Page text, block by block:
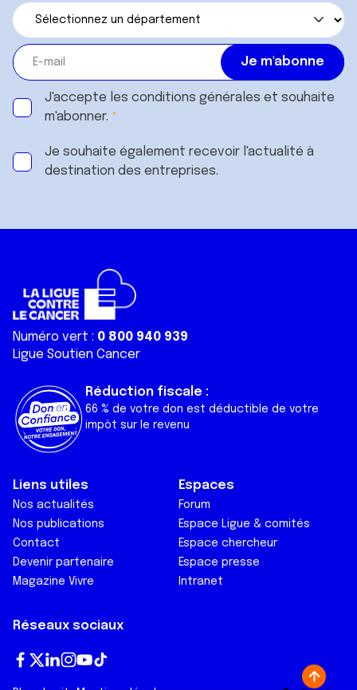
J'accepte les conditions générales et souhaite
m'abonner.
Je souhaite également recevoir l'actualité à
destination des entreprises.
Numéro vert : 0 800 940 939
Ligue Soutien Cancer
Réduction fiscale :
66 % de votre don est déductible de votre
impôt sur le revenu
Liens utiles
Nos actualités
Nos publications
Contact
Devenir partenaire
Magazine Vivre
Espaces
Forum
Espace Ligue & comités
Espace chercheur
Espace presse
Intranet
Réseaux sociaux